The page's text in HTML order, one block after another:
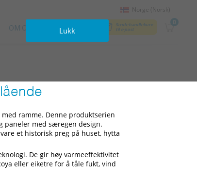
Lukk
Sende handlekurv
til e‑post
0
OM OSS KONTAKTER
Norge (Norsk)
ramme. Denne produktserien
paneler med særegen design.
et historisk preg på huset, hytta
De gir høy varmeeffektivitet
eller eiketre for å tåle fukt, vind